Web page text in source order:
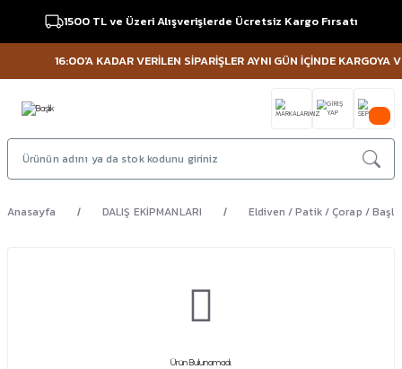
1500 TL ve Üzeri Alışverişlerde Ücretsiz Kargo Fırsatı
16:00'A KADAR VERİLEN SİPARİŞLER AYNI GÜN İÇİNDE KARGOYA
Anasayfa DALIŞ EKİPMANLARI Eldiven / Patik / Çorap /
Ürün Bulunamadı.